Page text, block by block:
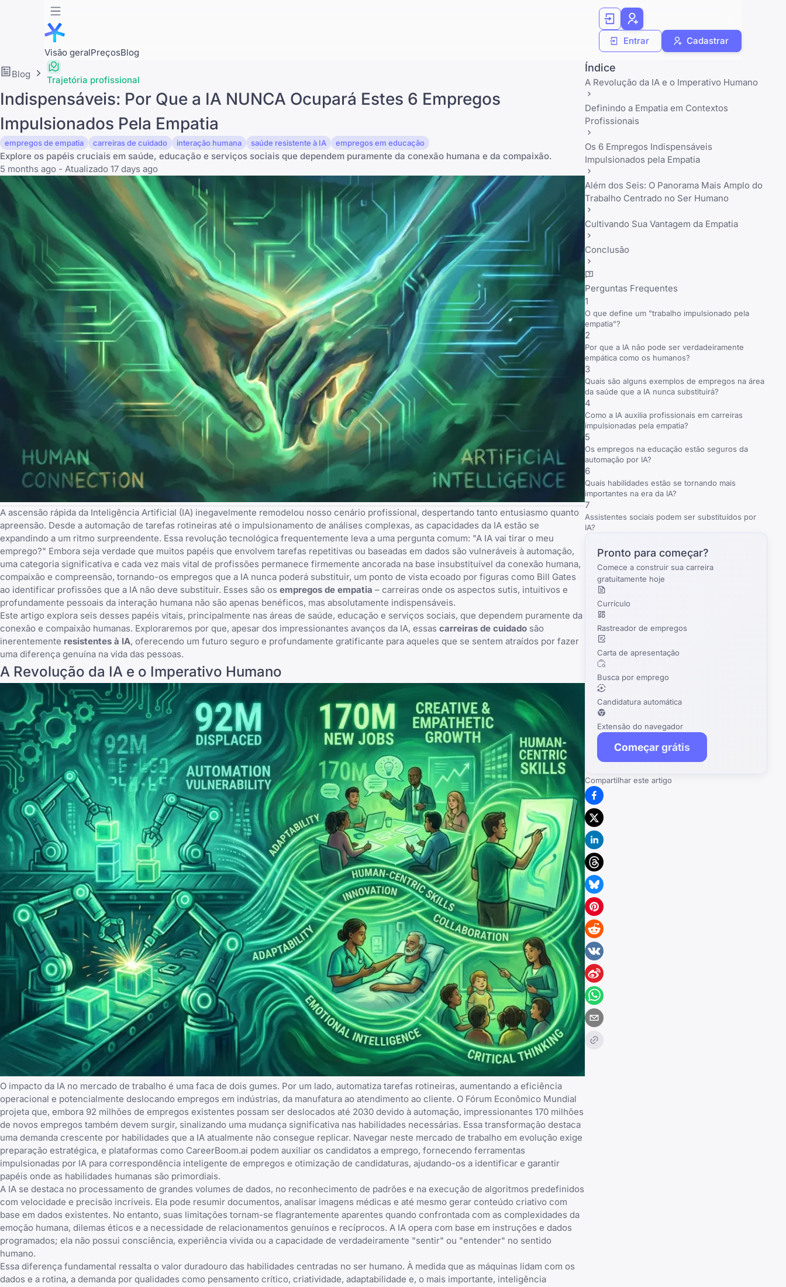
Visão geralPreçosBlog
Entrar Cadastrar
Blog
Trajetória profissional
Indispensáveis: Por Que a IA NUNCA Ocupará Estes 6 Empregos
Impulsionados Pela Empatia
empregos de empatia carreiras de cuidado interação humana saúde resistente à IA empregos em educação
Explore os papéis cruciais em saúde, educação e serviços sociais que dependem puramente da conexão humana e da compaixão.
5 months ago - Atualizado 17 days ago
A ascensão rápida da Inteligência Artificial (IA) inegavelmente remodelou nosso cenário profissional, despertando tanto entusiasmo quanto
apreensão. Desde a automação de tarefas rotineiras até o impulsionamento de análises complexas, as capacidades da IA estão se
expandindo a um ritmo surpreendente. Essa revolução tecnológica frequentemente leva a uma pergunta comum: "A IA vai tirar o meu
emprego?" Embora seja verdade que muitos papéis que envolvem tarefas repetitivas ou baseadas em dados são vulneráveis à automação,
uma categoria significativa e cada vez mais vital de profissões permanece firmemente ancorada na base insubstituível da conexão humana,
compaixão e compreensão, tornando-os empregos que a IA nunca poderá substituir, um ponto de vista ecoado por figuras como Bill Gates
ao identificar profissões que a IA não deve substituir. Esses são os empregos de empatia – carreiras onde os aspectos sutis, intuitivos e
profundamente pessoais da interação humana não são apenas benéficos, mas absolutamente indispensáveis.
Este artigo explora seis desses papéis vitais, principalmente nas áreas de saúde, educação e serviços sociais, que dependem puramente da
conexão e compaixão humanas. Exploraremos por que, apesar dos impressionantes avanços da IA, essas carreiras de cuidado são
inerentemente resistentes à IA, oferecendo um futuro seguro e profundamente gratificante para aqueles que se sentem atraídos por fazer
uma diferença genuína na vida das pessoas.
A Revolução da IA e o Imperativo Humano
O impacto da IA no mercado de trabalho é uma faca de dois gumes. Por um lado, automatiza tarefas rotineiras, aumentando a eficiência
operacional e potencialmente deslocando empregos em indústrias, da manufatura ao atendimento ao cliente. O Fórum Econômico Mundial
projeta que, embora 92 milhões de empregos existentes possam ser deslocados até 2030 devido à automação, impressionantes 170 milhões
de novos empregos também devem surgir, sinalizando uma mudança significativa nas habilidades necessárias. Essa transformação destaca
uma demanda crescente por habilidades que a IA atualmente não consegue replicar. Navegar neste mercado de trabalho em evolução exige
preparação estratégica, e plataformas como CareerBoom.ai podem auxiliar os candidatos a emprego, fornecendo ferramentas
impulsionadas por IA para correspondência inteligente de empregos e otimização de candidaturas, ajudando-os a identificar e garantir
papéis onde as habilidades humanas são primordiais.
A IA se destaca no processamento de grandes volumes de dados, no reconhecimento de padrões e na execução de algoritmos predefinidos
com velocidade e precisão incríveis. Ela pode resumir documentos, analisar imagens médicas e até mesmo gerar conteúdo criativo com
base em dados existentes. No entanto, suas limitações tornam-se flagrantemente aparentes quando confrontada com as complexidades da
emoção humana, dilemas éticos e a necessidade de relacionamentos genuínos e recíprocos. A IA opera com base em instruções e dados
programados; ela não possui consciência, experiência vivida ou a capacidade de verdadeiramente "sentir" ou "entender" no sentido
humano.
Essa diferença fundamental ressalta o valor duradouro das habilidades centradas no ser humano. À medida que as máquinas lidam com os
dados e a rotina, a demanda por qualidades como pensamento crítico, criatividade, adaptabilidade e, o mais importante, inteligência
Índice
A Revolução da IA e o Imperativo Humano
Definindo a Empatia em Contextos
Profissionais
Os 6 Empregos Indispensáveis
Impulsionados pela Empatia
Além dos Seis: O Panorama Mais Amplo do
Trabalho Centrado no Ser Humano
Cultivando Sua Vantagem da Empatia
Conclusão
Perguntas Frequentes
1
O que define um "trabalho impulsionado pela
empatia"?
2
Por que a IA não pode ser verdadeiramente
empática como os humanos?
3
Quais são alguns exemplos de empregos na área
da saúde que a IA nunca substituirá?
4
Como a IA auxilia profissionais em carreiras
impulsionadas pela empatia?
5
Os empregos na educação estão seguros da
automação por IA?
6
Quais habilidades estão se tornando mais
importantes na era da IA?
7
Assistentes sociais podem ser substituídos por
IA?
Pronto para começar?
Comece a construir sua carreira
gratuitamente hoje
Currículo
Rastreador de empregos
Carta de apresentação
Busca por emprego
Candidatura automática
Extensão do navegador
Começar grátis
Compartilhar este artigo